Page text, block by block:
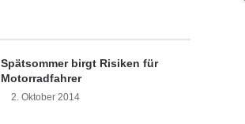
Spätsommer birgt Risiken für
Motorradfahrer
2. Oktober 2014